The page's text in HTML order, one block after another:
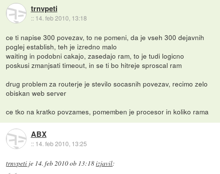
trnvpeti
:: 14. feb 2010, 13:18
ce ti napise 300 povezav, to ne pomeni, da je vseh 300 dejavnih
poglej establish, teh je izredno malo
waiting in podobni cakajo, zasedajo ram, to je tudi logicno
poskusi zmanjsati timeout, in se ti bo hitreje sproscal ram
drug problem za routerje je stevilo socasnih povezav, recimo zelo
obiskan web server
ce tko na kratko povzames, pomemben je procesor in koliko rama
ABX
:: 14. feb 2010, 13:25
trnvpeti je 14. feb 2010 ob 13:18izjavil: